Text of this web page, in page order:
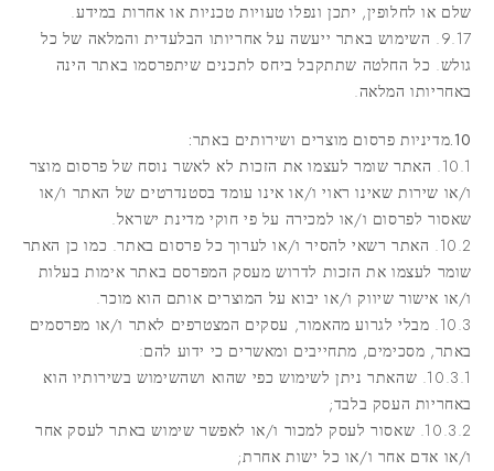
שלם או לחלופין, יתכן ונפלו טעויות טכניות או אחרות במידע.
9.17. השימוש באתר ייעשה על אחריותו הבלעדית והמלאה של כל
גולש. כל החלטה שתתקבל ביחס לתכנים שיתפרסמו באתר הינה
באחריותו המלאה.
10.מדיניות פרסום מוצרים ושירותים באתר:
10.1. האתר שומר לעצמו את הזכות לא לאשר נוסח של פרסום מוצר
ו/או שירות שאינו ראוי ו/או אינו עומד בסטנדרטים של האתר ו/או
שאסור לפרסום ו/או למכירה על פי חוקי מדינת ישראל.
10.2. האתר רשאי להסיר ו/או לערוך כל פרסום באתר. כמו כן האתר
שומר לעצמו את הזכות לדרוש מעסק המפרסם באתר אימות בעלות
ו/או אישור שיווק ו/או יבוא על המוצרים אותם הוא מוכר.
10.3. מבלי לגרוע מהאמור, עסקים המצטרפים לאתר ו/או מפרסמים
באתר, מסכימים, מתחייבים ומאשרים כי ידוע להם:
10.3.1. שהאתר ניתן לשימוש כפי שהוא ושהשימוש בשירותיו הוא
באחריות העסק בלבד;
10.3.2. שאסור לעסק למכור ו/או לאפשר שימוש באתר לעסק אחר
ו/או אדם אחר ו/או כל ישות אחרת;